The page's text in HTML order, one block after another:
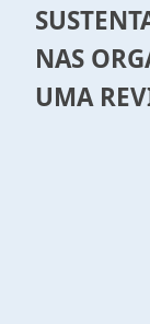
NAS
UMA